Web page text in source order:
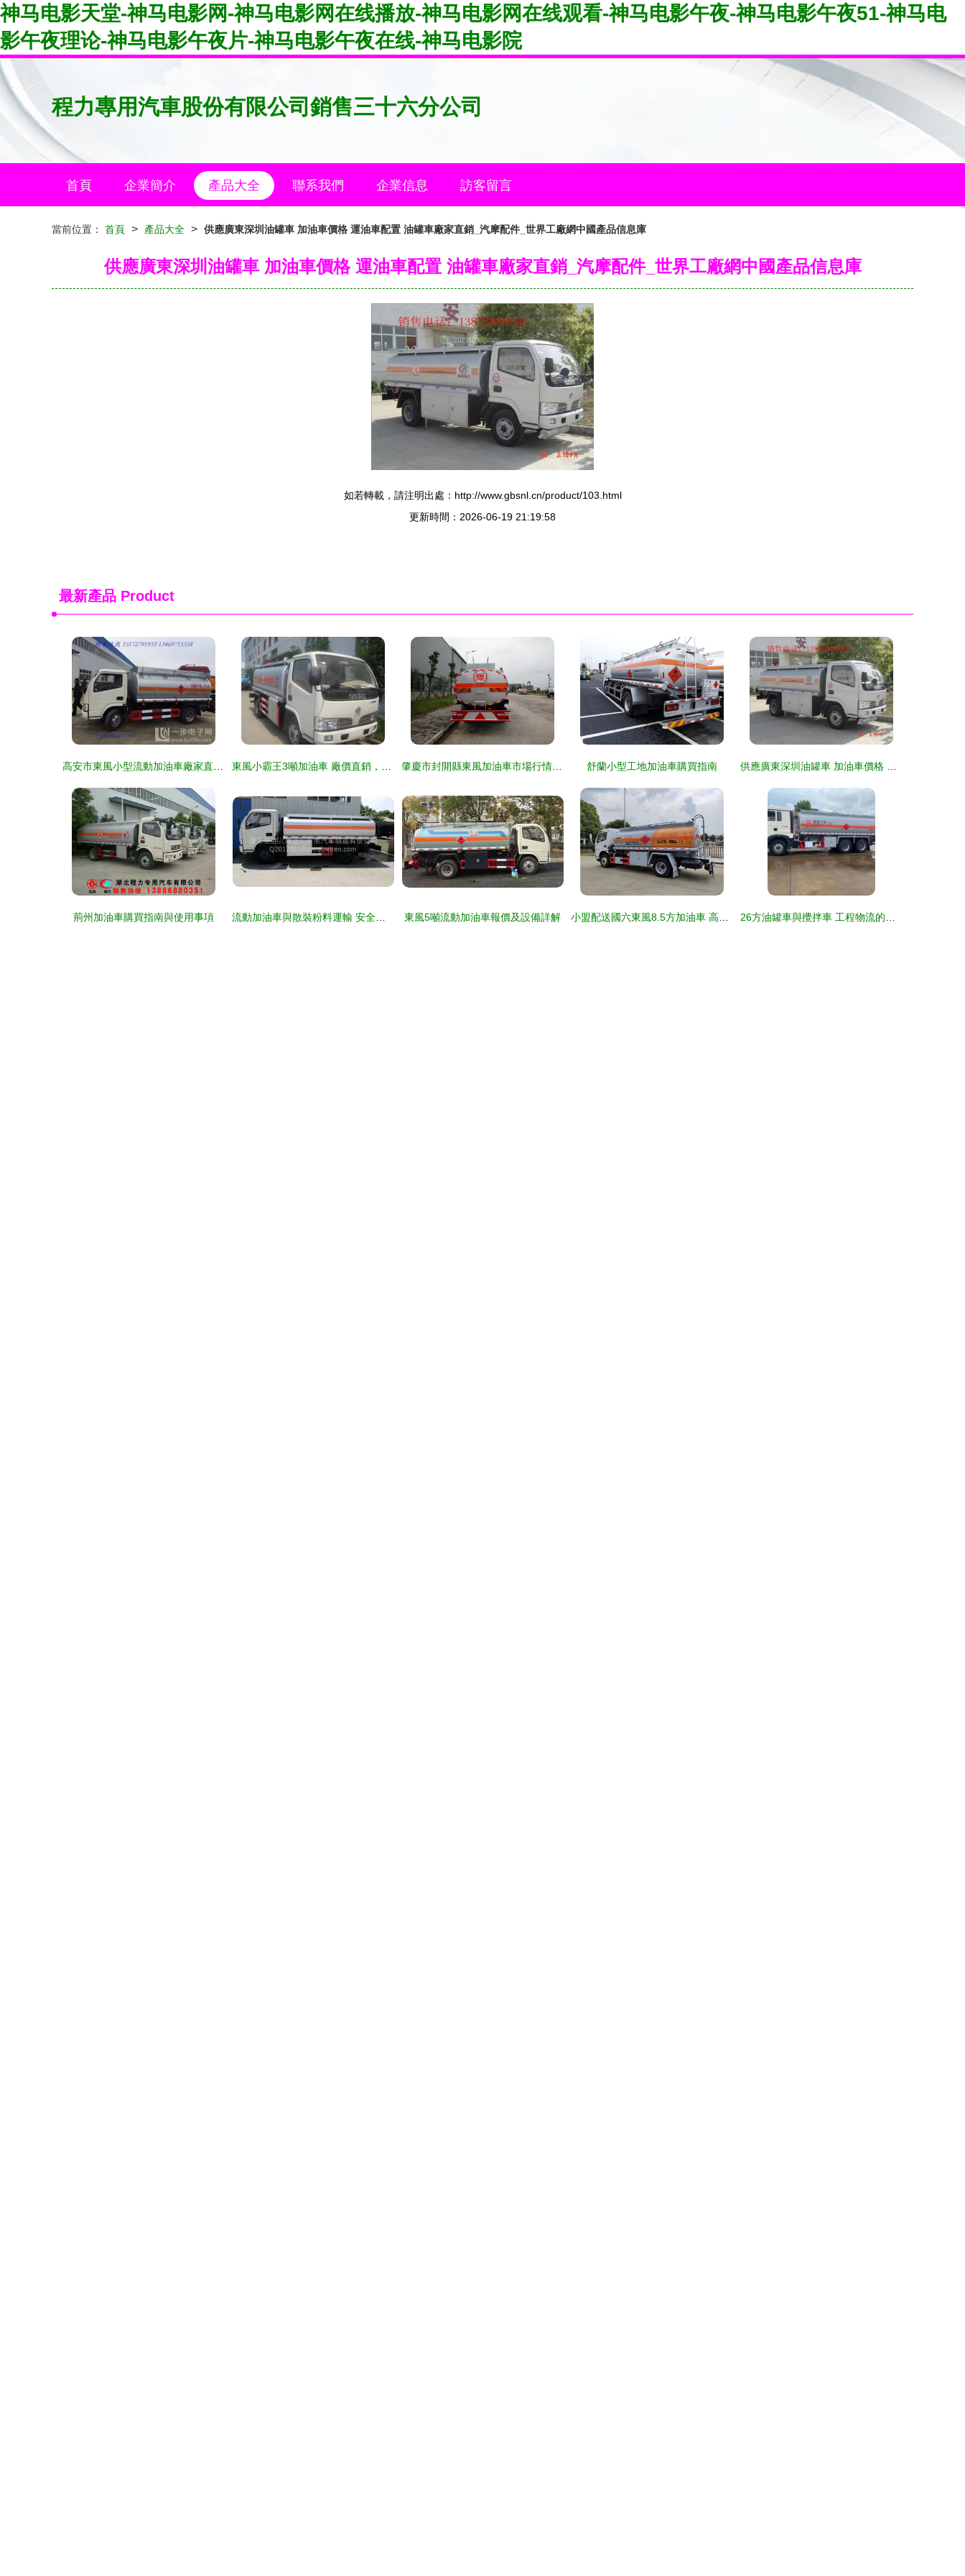
神马电影天堂-神马电影网-神马电影网在线播放-神马电影网在线观看-神马电影午夜-神马电影午夜51-神马电
影午夜理论-神马电影午夜片-神马电影午夜在线-神马电影院
程力專用汽車股份有限公司銷售三十六分公司
首頁 企業簡介 產品大全 聯系我們 企業信息 訪客留言
當前位置： 首頁 > 產品大全 > 供應廣東深圳油罐車 加油車價格 運油車配置 油罐車廠家直銷_汽摩配件_世界工廠網中國產品信息庫
供應廣東深圳油罐車 加油車價格 運油車配置 油罐車廠家直銷_汽摩配件_世界工廠網中國產品信息庫
如若轉載，請注明出處：http://www.gbsnl.cn/product/103.html
更新時間：2026-06-19 21:19:58
最新產品 Product
舒蘭小型工地加油車購買指南
荊州加油車購買指南與使用事項 東風5噸流動加油車報價及設備詳解